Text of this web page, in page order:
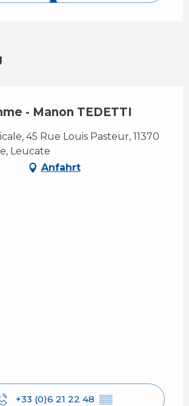
- Manon TEDETTI
45 Rue Louis Pasteur, 11370
Leucate
Anfahrt
+33 (0)6 21 22 48 ▒▒